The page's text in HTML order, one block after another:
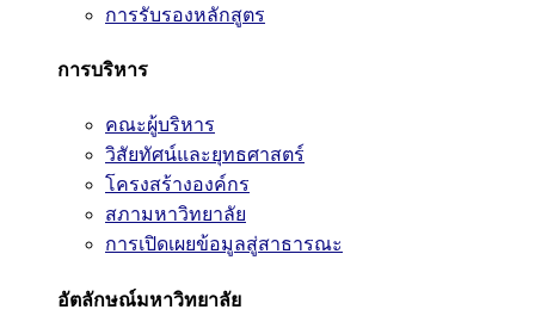
การรับรองหลักสูตร
การบริหาร
คณะผู้บริหาร
วิสัยทัศน์และยุทธศาสตร์
โครงสร้างองค์กร
สภามหาวิทยาลัย
การเปิดเผยข้อมูลสู่สาธารณะ
อัตลักษณ์มหาวิทยาลัย